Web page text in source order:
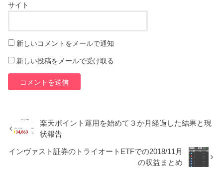
サイト
新しいコメントをメールで通知
新しい投稿をメールで受け取る
楽天ポイント運用を始めて３か月経過した結果と現
状報告
インヴァスト証券のトライオートETFでの2018/11月
の収益まとめ